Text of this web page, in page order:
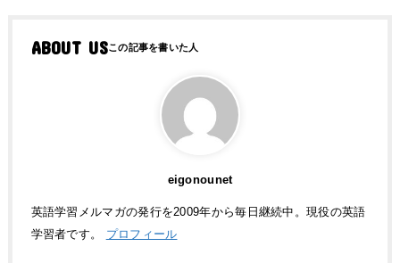
ABOUT US
eigonounet
英語学習メルマガの発行を2009年から毎日継続中。現役の英語
学習者です。 プロフィール